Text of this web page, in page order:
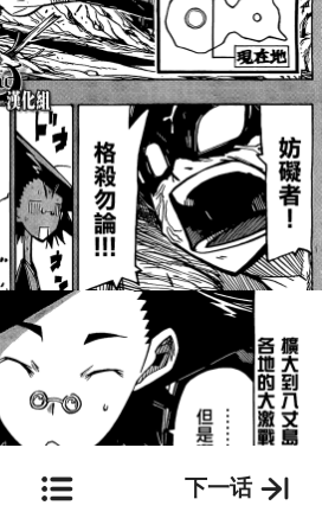
下一话